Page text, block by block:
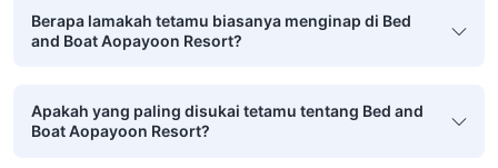
Berapa lamakah tetamu biasanya menginap di Bed
and Boat Aopayoon Resort?
Apakah yang paling disukai tetamu tentang Bed and
Boat Aopayoon Resort?